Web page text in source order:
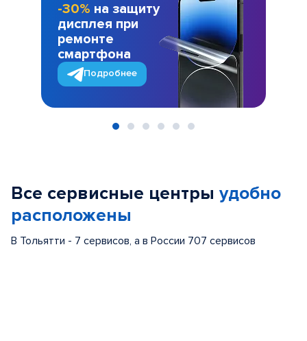
-30% на защиту
дисплея при
ремонте
смартфона
Подробнее
Все сервисные центры удобно
расположены
В Тольятти - 7 сервисов, а в России 707 сервисов